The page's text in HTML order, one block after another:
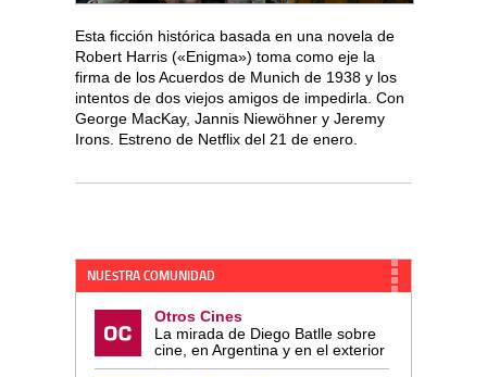
Esta ficción histórica basada en una novela de
Robert Harris («Enigma») toma como eje la
firma de los Acuerdos de Munich de 1938 y los
intentos de dos viejos amigos de impedirla. Con
George MacKay, Jannis Niewöhner y Jeremy
Irons. Estreno de Netflix del 21 de enero.
NUESTRA COMUNIDAD
Otros Cines
La mirada de Diego Batlle sobre
cine, en Argentina y en el exterior